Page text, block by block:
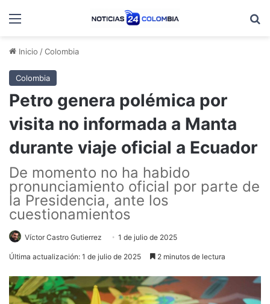
Menú
Inicio /Colombia
Colombia
Petro genera polémica por
visita no informada a Manta
durante viaje oficial a Ecuador
De momento no ha habido
pronunciamiento oficial por parte de
la Presidencia, ante los
cuestionamientos
Víctor Castro Gutierrez 1 de julio de 2025
Última actualización: 1 de julio de 2025 2 minutos de lectura